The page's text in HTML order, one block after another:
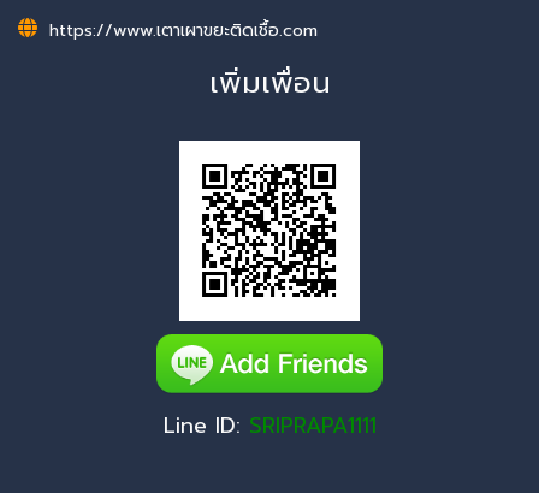
https://www.เตาเผาขยะติดเชื้อ.com
เพิ่มเพื่อน
Line ID: SRIPRAPA1111